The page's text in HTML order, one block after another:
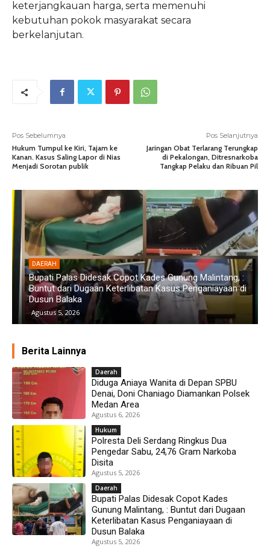
keterjangkauan harga, serta memenuhi
kebutuhan pokok masyarakat secara
berkelanjutan.
Pos Sebelumnya
Hukum Tumpul ke Kiri, Tajam ke
Kanan. Kasus Saling Lapor di Nias
Menjadi Sorotan publik
Pos Selanjutnya
Jaringan Obat Terlarang Terungkap
di Pekalongan, Ditresnarkoba
Tangkap Pelaku dan Ribuan Pil
DAERAH
Bupati Palas Didesak Copot Kades Gunung Malintang, :
Buntut dari Dugaan Keterlibatan Kasus Penganiayaan di
Dusun Balaka
Agustus 5, 2026
Berita Lainnya
Daerah
Diduga Aniaya Wanita di Depan SPBU
Denai, Doni Chaniago Diamankan Polsek
Medan Area
Agustus 6, 2026
Hukum
Polresta Deli Serdang Ringkus Dua
Pengedar Sabu, 24,76 Gram Narkoba
Disita
Agustus 5, 2026
Daerah
Bupati Palas Didesak Copot Kades
Gunung Malintang, : Buntut dari Dugaan
Keterlibatan Kasus Penganiayaan di
Dusun Balaka
Agustus 5, 2026